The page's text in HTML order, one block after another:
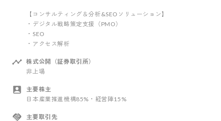
【コンサルティング＆分析&SEOソリューション】
・デジタル戦略策定支援（PMO）
・SEO
・アクセス解析
株式公開（証券取引所）
非上場
主要株主
日本産業推進機構85%・経営陣15%
主要取引先